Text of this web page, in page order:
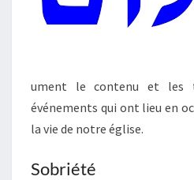
ument le contenu et les
événements qui ont lieu en
la vie de notre église.
Sobriété